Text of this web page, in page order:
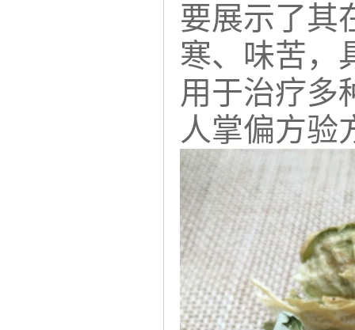
要展示了其
寒、味苦，
用于治疗多
人掌偏方验